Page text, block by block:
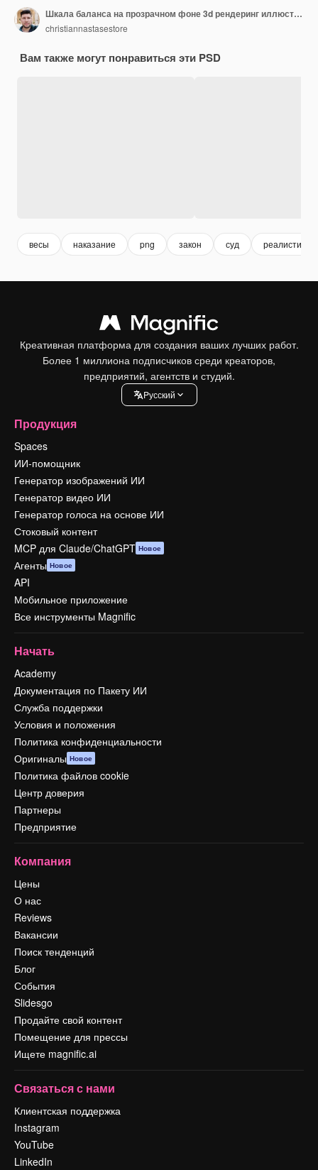
Шкала баланса на прозрачном фоне 3d рендеринг иллюстрации
christiannastasestore
Вам также могут понравиться эти PSD
весы наказание png закон суд
Креативная платформа для создания ваших лучших работ.
Более 1 миллиона подписчиков среди креаторов,
предприятий, агентств и студий.
Pусский
Продукция
Spaces
ИИ-помощник
Генератор изображений ИИ
Генератор видео ИИ
Генератор голоса на основе ИИ
Стоковый контент
MCP для Claude/ChatGPT Новое
Агенты Новое
API
Мобильное приложение
Все инструменты Magnific
Начать
Academy
Документация по Пакету ИИ
Служба поддержки
Условия и положения
Политика конфиденциальности
Оригиналы Новое
Политика файлов cookie
Центр доверия
Партнеры
Предприятие
Компания
Цены
О нас
Reviews
Вакансии
Поиск тенденций
Блог
События
Slidesgo
Продайте свой контент
Помещение для прессы
Ищете magnific.ai
Связаться с нами
Клиентская поддержка
Instagram
YouTube
LinkedIn